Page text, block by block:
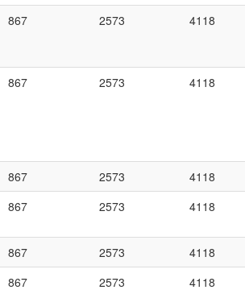
867 2573 4118
867 2573 4118
867 2573
4118
867 2573 4118
867 2573
4118
867 2573 4118